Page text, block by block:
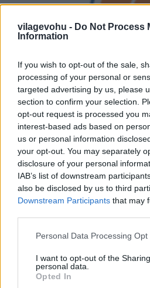
vilagevohu - Do Not Process
Information
If you wish to opt-out of the sale,
processing of your personal or
targeted advertising by us, please
section to confirm your selection.
opt-out request is processed you
interest-based ads based on
us or personal information
your opt-out. You may separately
disclosure of your personal
IAB’s list of downstream
also be disclosed by us to third
Downstream Participants that may
Please note that this website/app
not limited to your visit or usage
grant or deny consent to Google
use your data for below specified
Personal Data Processing Opt
I want to opt-out of the
personal data.
Opted In
Nyúl úr büféje és
trendi, furcsa
Nyúl úr kedvence sok-sok
minden szentesi meccs után.
atmoszférájú hely, a helyi
egyik legjobb fej brigád az